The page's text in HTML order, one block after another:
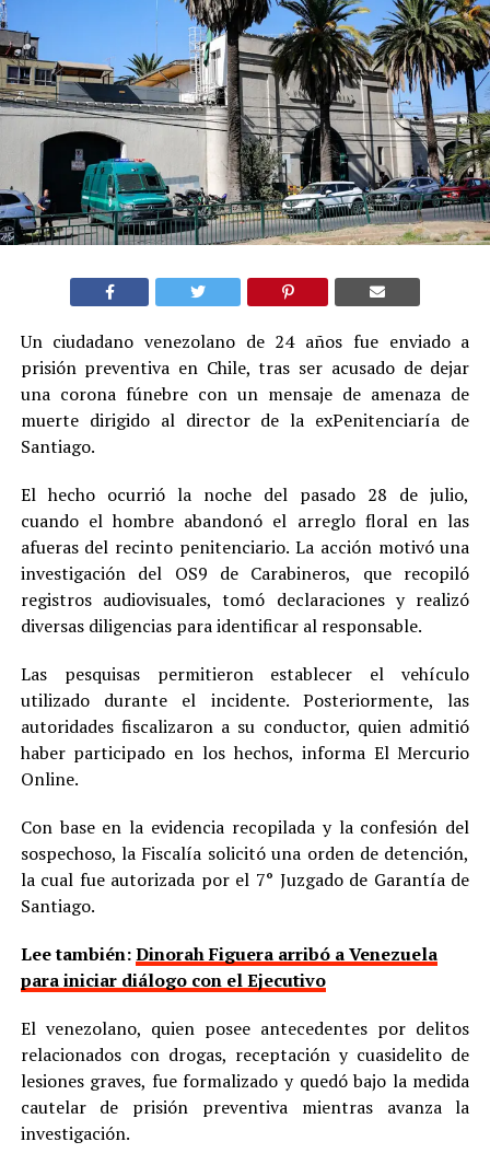
Un ciudadano venezolano de 24 años fue enviado a
prisión preventiva en Chile, tras ser acusado de dejar
una corona fúnebre con un mensaje de amenaza de
muerte dirigido al director de la exPenitenciaría de
Santiago.
El hecho ocurrió la noche del pasado 28 de julio,
cuando el hombre abandonó el arreglo floral en las
afueras del recinto penitenciario. La acción motivó una
investigación del OS9 de Carabineros, que recopiló
registros audiovisuales, tomó declaraciones y realizó
diversas diligencias para identificar al responsable.
Las pesquisas permitieron establecer el vehículo
utilizado durante el incidente. Posteriormente, las
autoridades fiscalizaron a su conductor, quien admitió
haber participado en los hechos, informa El Mercurio
Online.
Con base en la evidencia recopilada y la confesión del
sospechoso, la Fiscalía solicitó una orden de detención,
la cual fue autorizada por el 7° Juzgado de Garantía de
Santiago.
Lee también:Dinorah Figuera arribó a Venezuela
para iniciar diálogo con el Ejecutivo
El venezolano, quien posee antecedentes por delitos
relacionados con drogas, receptación y cuasidelito de
lesiones graves, fue formalizado y quedó bajo la medida
cautelar de prisión preventiva mientras avanza la
investigación.